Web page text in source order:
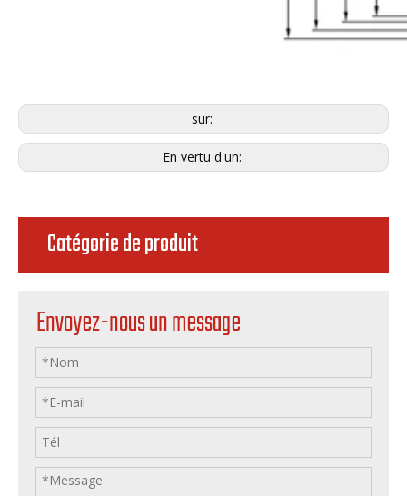
sur:
En vertu d'un:
Catégorie de produit
Envoyez-nous un message